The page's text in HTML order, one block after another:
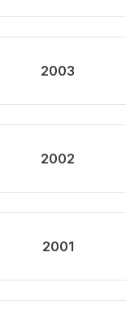
2003
2002
2001